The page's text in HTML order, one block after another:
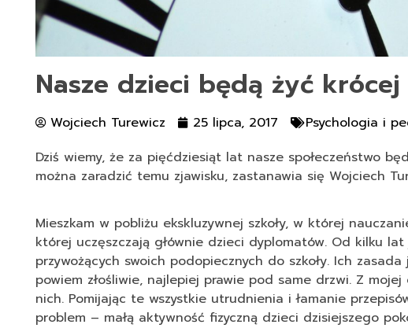
Nasze dzieci będą żyć krócej
Wojciech Turewicz 25 lipca, 2017
Psychologia i
Dziś wiemy, że za pięćdziesiąt lat nasze społeczeństwo
można zaradzić temu zjawisku, zastanawia się Wojciech
Mieszkam w pobliżu ekskluzywnej szkoły, w której
której uczęszczają głównie dzieci dyplomatów. Od kilku
przywożących swoich podopiecznych do szkoły. Ich
powiem złośliwie, najlepiej prawie pod same drzwi. Z
nich. Pomijając te wszystkie utrudnienia i łamanie
problem – małą aktywność fizyczną dzieci dzisiejszego